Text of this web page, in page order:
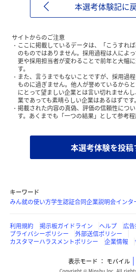
本選考体験記に
サイトからのご注意
ここに掲載しているデータは、「こうすれ
のものではありません。採用過程は人によ
更や採用担当者が変わることで前年と大幅
す。
また、言うまでもないことですが、採用過
ものに過ぎません。他人が誉めているから
にとって望ましい企業とは言い切れません
業であっても素晴らしい企業はあるはずです。
掲載された内容の真偽、評価の信頼性につ
す。あくまでも「一つの結果」として参考程
本選考体験を投稿
キーワード
みん就の使い方学生認証合同企業説明会インタ
利用規約 掲示板ガイドライン ヘルプ 広
プライバシーポリシー
外部送信ポリシー
カスタマーハラスメントポリシー
企業情報
表示モード モバイル